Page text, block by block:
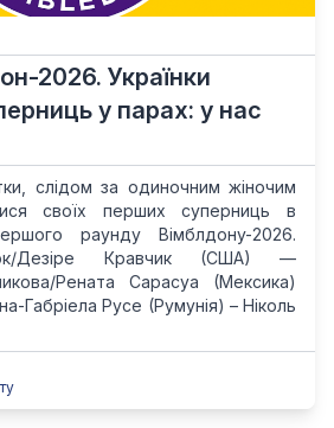
2026. Українки
у парах: у нас
слідом за одиночним жіночим
своїх перших суперниць в
раунду Вімблдону-2026.
Дезіре Кравчик (США) —
Рената Сарасуа (Мексика)
Габріела Русе (Румунія) – Ніколь